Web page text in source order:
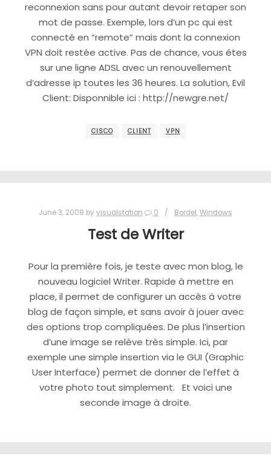
reconnexion sans pour autant devoir retaper son
mot de passe. Exemple, lors d’un pc qui est
connecté en “remote” mais dont la connexion
VPN doit restée active. Pas de chance, vous êtes
sur une ligne ADSL avec un renouvellement
d’adresse ip toutes les 36 heures. La solution, Evil
Client: Disponnible ici : http://newgre.net/
CISCO CLIENT VPN
June 3, 2008 by visualstation 0 Bordel,Windows
Test de Writer
Pour la première fois, je teste avec mon blog, le
nouveau logiciel Writer. Rapide à mettre en
place, il permet de configurer un accès à votre
blog de façon simple, et sans avoir à jouer avec
des options trop compliquées. De plus l’insertion
d’une image se relève très simple. Ici, par
exemple une simple insertion via le GUI (Graphic
User Interface) permet de donner de l’effet à
votre photo tout simplement. Et voici une
seconde image à droite.